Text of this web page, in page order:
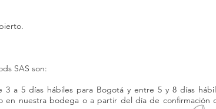
SAS son:
a 5 días hábiles para Bogotá y entre 5 y 8 días
nuestra bodega o a partir del día de